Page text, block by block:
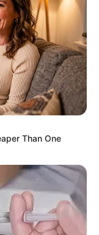
สียใจซ้ำซาก ทางที่
พระพุทธมหานวมิ
วง จังหวัด
กี่ยวกับการซ่อมรถ
Than One